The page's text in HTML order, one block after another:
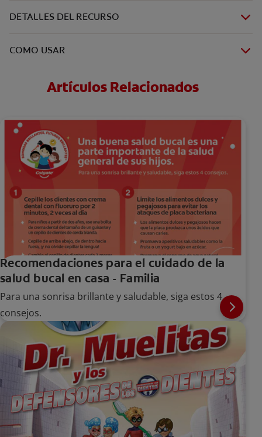
DETALLES DEL RECURSO
COMO USAR
Artículos Relacionados
Recomendaciones para el cuidado de la
salud bucal en casa - Familia
Para una sonrisa brillante y saludable, siga estos 4
consejos.